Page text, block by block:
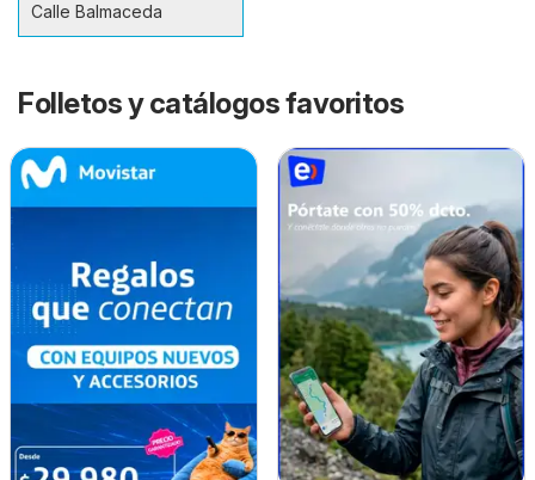
Calle Balmaceda
Folletos y catálogos favoritos